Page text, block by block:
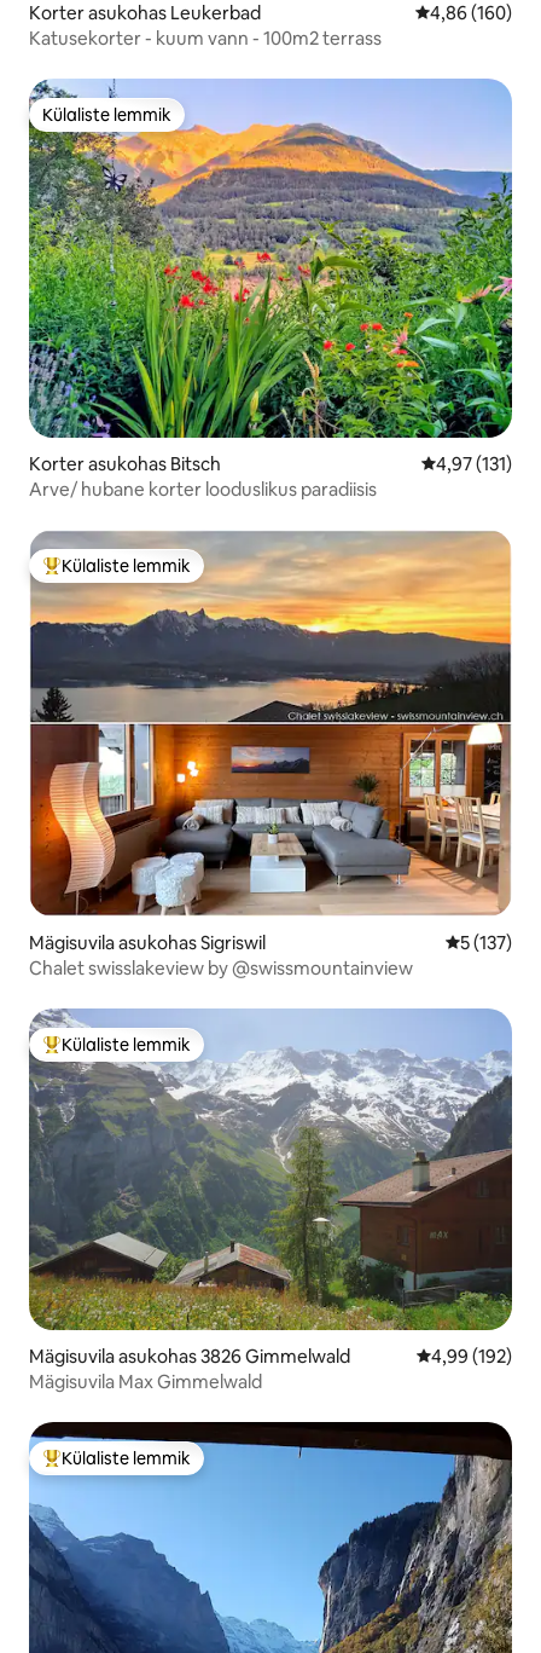
Korter asukohas Leukerbad Keskmine
4,86 (160)
Katusekorter - kuum vann - 100m2 terrass
Külaliste lemmik
Külaliste lemmik
Korter asukohas Bitsch Keskmine
4,97 (131)
Arve/ hubane korter looduslikus paradiisis
Külaliste suur lemmik
Külaliste lemmik
Mägisuvila asukohas Sigriswil Keskmine
5 (137)
Chalet swisslakeview by @swissmountainview
Külaliste suur lemmik
Külaliste lemmik
Mägisuvila asukohas 3826 Gimmelwald Keskmine
4,99 (192)
Mägisuvila Max Gimmelwald
Külaliste suur lemmik
Külaliste lemmik